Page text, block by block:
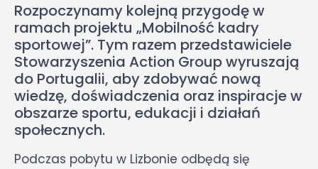
Rozpoczynamy kolejną przygodę w
ramach projektu „Mobilność kadry
sportowej”. Tym razem przedstawiciele
Stowarzyszenia Action Group wyruszają
do Portugalii, aby zdobywać nową
wiedzę, doświadczenia oraz inspiracje w
obszarze sportu, edukacji i działań
społecznych.
Podczas pobytu w Lizbonie odbędą się